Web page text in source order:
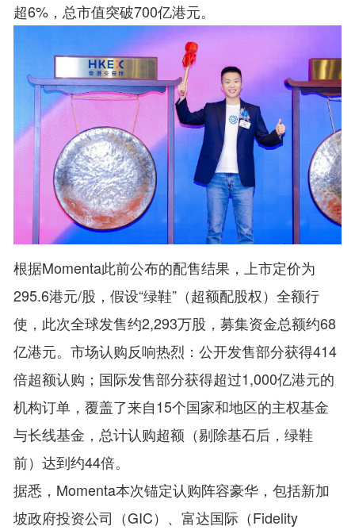
超6%，总市值突破700亿港元。
根据Momenta此前公布的配售结果，上市定价为
295.6港元/股，假设“绿鞋”（超额配股权）全额行
使，此次全球发售约2,293万股，募集资金总额约68
亿港元。市场认购反响热烈：公开发售部分获得414
倍超额认购；国际发售部分获得超过1,000亿港元的
机构订单，覆盖了来自15个国家和地区的主权基金
与长线基金，总计认购超额（剔除基石后，绿鞋
前）达到约44倍。
据悉，Momenta本次锚定认购阵容豪华，包括新加
坡政府投资公司（GIC）、富达国际（Fidelity